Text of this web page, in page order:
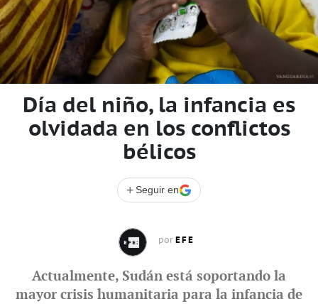
Día del niño, la infancia es
olvidada en los conflictos
bélicos
+ Seguir en
por EFE
Actualmente, Sudán está soportando la
mayor crisis humanitaria para la infancia de